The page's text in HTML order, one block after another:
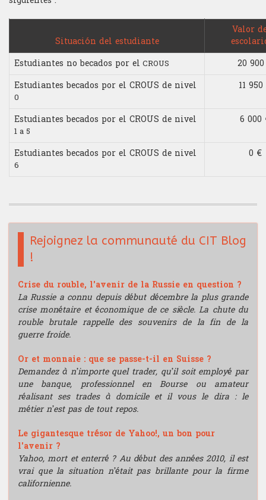
La orientación del polo
Optimizaciòn del portafolio
Informática
Inglés coloquial
Programa de análisis de la actualidad para traders
Trading
Competiciòn y desafíos
Elección de subyacentes
Estructurador
Funciones anexas
Gerente de portafolio
Quant
Sales
Trader Ejecutivo
Blog
Contacto
Situación del estudiante
Valor
Estudiantes no becados por el CROUS
20
Estudiantes becados por el CROUS de nivel
0
11
Estudiantes becados por el CROUS de nivel
1 a 5
6 000
Estudiantes becados por el CROUS de nivel
6
0 €
Rejoignez la communauté du CIT Blog
!
Crise du rouble, l'avenir de la Russie en question ?
La Russie a connu depuis début décembre la plus grande
crise monétaire et économique de ce siècle. La chute du
rouble brutale rappelle des souvenirs de la fin de la
guerre froide.
Or et monnaie : que se passe-t-il en Suisse ?
Demandez à n’importe quel trader, qu’il soit employé par
une banque, professionnel en Bourse ou amateur
réalisant ses trades à domicile et il vous le dira : le
métier n’est pas de tout repos.
Le gigantesque trésor de Yahoo!, un bon pour
l'avenir ?
Yahoo, mort et enterré ? Au début des années 2010, il est
vrai que la situation n’était pas brillante pour la firme
californienne.